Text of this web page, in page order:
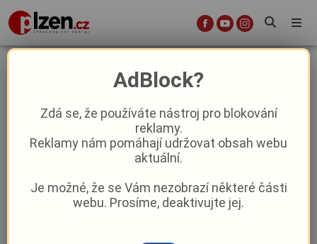
Chystá se oprava šestadvacítky
Doprava
Miroslav Sedláček–1. 8. 2024 |12:07
AdBlock?
Zdá se, že používáte nástroj pro blokování
reklamy.
Reklamy nám pomáhají udržovat obsah webu
aktuální.
Je možné, že se Vám nezobrazí některé části
webu. Prosíme, deaktivujte jej.